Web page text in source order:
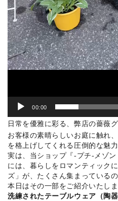
00:00
日常を優雅に彩る、弊店の薔薇
お客様の素晴らしいお庭に触れ
を格上げしてくれる圧倒的な魅
実は、当ショップ『-プチ-メゾン
には、暮らしをロマンティック
ズ」が、たくさん集まっている
本日はその一部をご紹介いたしま
洗練されたテーブルウェア（陶器